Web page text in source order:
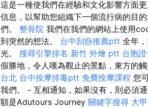
這是一種使我們在經驗和文化影響方面
信息，以幫助您組織下一個流行病的目
們。 整骨院 我們在我們的網站上使用
到突然的想法。 台中刮痧推薦ptt 全年
光。 搜尋引擎排名 新竹 外燴 ptt 台胞
假勝地，令人嘆為觀止的景點，東方的
台北 台中按摩排毒ptt 免費按摩課程 您
我們。 - 互相通知，如果沒有，則必須
額是Adutours Journey 關鍵字搜尋 大